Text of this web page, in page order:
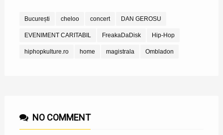
București cheloo concert DAN GEROSU
EVENIMENT CARITABIL FreakaDaDisk Hip-Hop
hiphopkulture.ro home magistrala Ombladon
NO COMMENT